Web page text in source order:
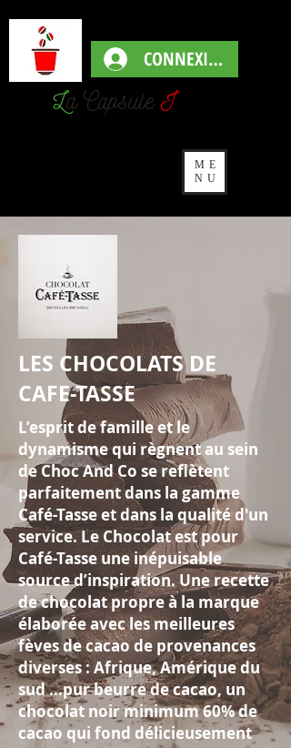
CONNEXION
La Capsule Italienne
ME
NU
LES CHOCOLATS DE
CAFE-TASSE
L’esprit de famille et le
dynamisme qui règnent au sein
de Choc And Co se reflètent
parfaitement dans la gamme
Café-Tasse et dans la qualité d'un
service. Le Chocolat est pour
Café-Tasse une inépuisable
source d’inspiration. Une recette
de chocolat propre à la marque
élaborée avec les meilleures
fèves de cacao de provenances
diverses : Afrique, Amérique du
sud ...pur beurre de cacao, un
chocolat noir minimum 60% de
cacao qui fond délicieusement